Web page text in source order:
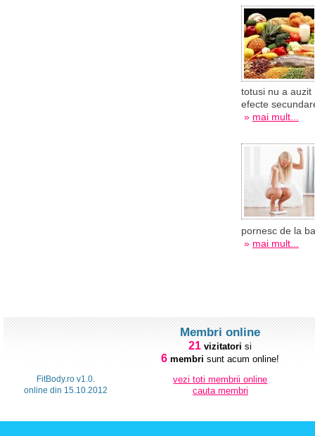
totusi nu a auzit
efecte
» mai mult...
pornesc de la
» mai mult...
FitBody.ro v1.0.
online din 15.10.2012
Membri online
21 vizitatori si
6 membri sunt acum online!
vezi toti membrii online
cauta membri